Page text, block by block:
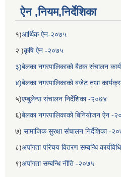
ऐन ,नियम,निर्देशिका
१)आर्थिक ऐन-२०७५
२ )कृषि ऐन -२०७५
३)बेलका नगरपालिकाको बैठक संचालन
४)बेलका नगरपालिकाको बजेट तथा
५)एम्बुलेन्स संचालन निर्देशिका -२०७४
६)बेलका नगरपालिकाको बिनियोजन ऐन -
७) सामाजिक सुरक्षा संचालन निर्देशिका -
८)अपांगता परिचय वितरण सम्बन्धि
९)अपांगता सम्बन्धि नीति -२०७५